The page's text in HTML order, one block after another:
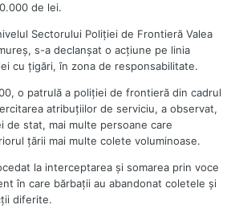
de lei.
Sectorului Poliţiei de Frontieră Valea
s-a declanşat o acţiune pe linia
cu ţigări, în zona de responsabilitate.
o patrulă a poliţiei de frontieră din cadrul
atribuţiilor de serviciu, a observat,
de stat, mai multe persoane care
ţării mai multe colete voluminoase.
la interceptarea şi somarea prin voce
în care bărbaţii au abandonat coletele şi
diferite.